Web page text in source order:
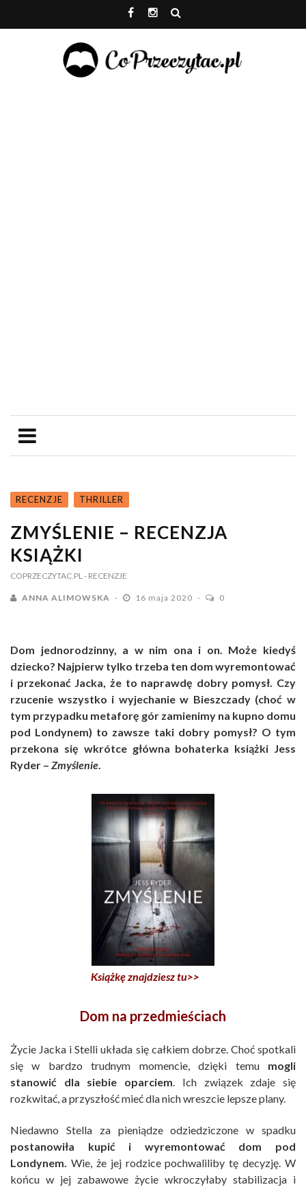
RECENZJE THRILLER
ZMYŚLENIE – RECENZJA
KSIĄŻKI
COPRZECZYTAC.PL - RECENZJE
ANNA ALIMOWSKA 16 maja 2020 0
Dom jednorodzinny, a w nim ona i on. Może kiedyś
dziecko? Najpierw tylko trzeba ten dom wyremontować
i przekonać Jacka, że to naprawdę dobry pomysł. Czy
rzucenie wszystko i wyjechanie w Bieszczady (choć w
tym przypadku metaforę gór zamienimy na kupno domu
pod Londynem) to zawsze taki dobry pomysł? O tym
przekona się wkrótce główna bohaterka książki Jess
Ryder – Zmyślenie.
Książkę znajdziesz tu>>
Dom na przedmieściach
Życie Jacka i Stelli układa się całkiem dobrze. Choć spotkali
się w bardzo trudnym momencie, dzięki temu mogli
stanowić dla siebie oparciem. Ich związek zdaje się
rozkwitać, a przyszłość mieć dla nich wreszcie lepsze plany.
Niedawno Stella za pieniądze odziedziczone w spadku
postanowiła kupić i wyremontować dom
pod
Londynem. Wie, że jej rodzice pochwaliliby tę decyzję. W
końcu w jej zabawowe życie wkroczyłaby stabilizacja i